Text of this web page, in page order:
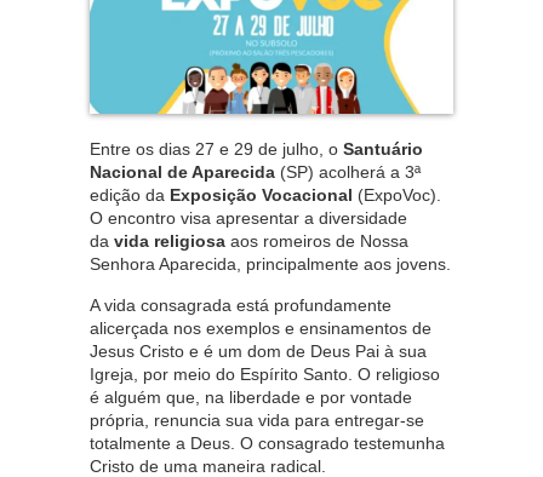
Entre os dias 27 e 29 de julho, o Santuário
Nacional de Aparecida (SP) acolherá a 3ª
edição da Exposição Vocacional (ExpoVoc).
O encontro visa apresentar a diversidade
da vida religiosa aos romeiros de Nossa
Senhora Aparecida, principalmente aos jovens.
A vida consagrada está profundamente
alicerçada nos exemplos e ensinamentos de
Jesus Cristo e é um dom de Deus Pai à sua
Igreja, por meio do Espírito Santo. O religioso
é alguém que, na liberdade e por vontade
própria, renuncia sua vida para entregar-se
totalmente a Deus. O consagrado testemunha
Cristo de uma maneira radical.